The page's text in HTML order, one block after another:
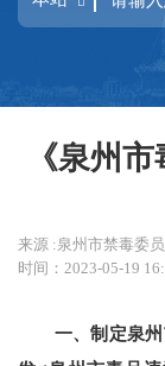
《泉州
来源 :泉州市禁毒委
时间：2023-05-19
一、制定泉州